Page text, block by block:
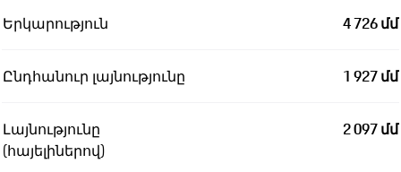
Երկարություն 4 726 մմ
Ընդհանուր լայնությունը 1 927 մմ
Լայնությունը
(հայելիներով)
2 097 մմ